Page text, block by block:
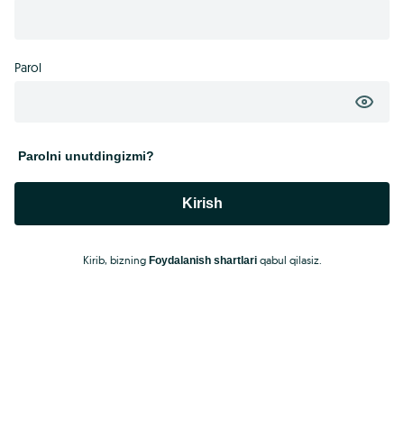
Parol
Parolni unutdingizmi?
Kirish
Kirib, bizning Foydalanish shartlariqabul qilasiz.